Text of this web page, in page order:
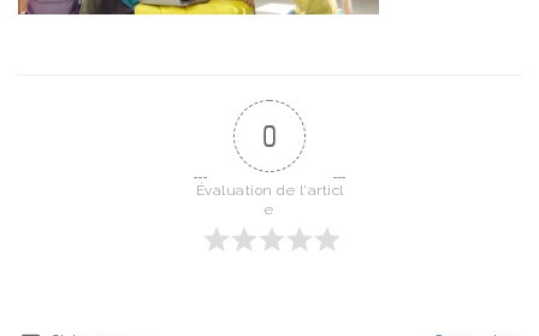
0
Évaluation de l'articl
e